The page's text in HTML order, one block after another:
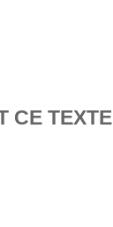
CE TEXTE